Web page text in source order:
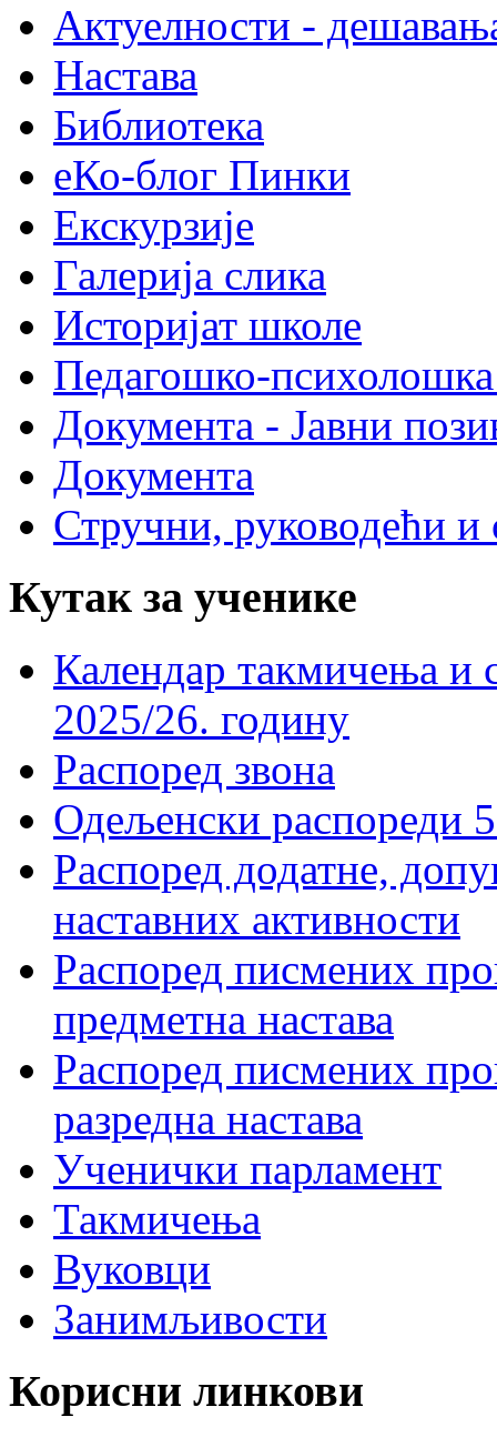
Актуелности -
Настава
Библиотека
еКо-блог Пинки
Екскурзије
Галерија слика
Историјат школе
Педагошко-психолошка
Документа - Јавни
Документа
Стручни, руководећи и
Кутак за ученике
Календар такмичења
2025/26. годину
Распоред звона
Одељенски распореди
Распоред додатне,
наставних активности
Распоред писмених
предметна настава
Распоред писмених
разредна настава
Ученички парламент
Такмичења
Вуковци
Занимљивости
Корисни линкови